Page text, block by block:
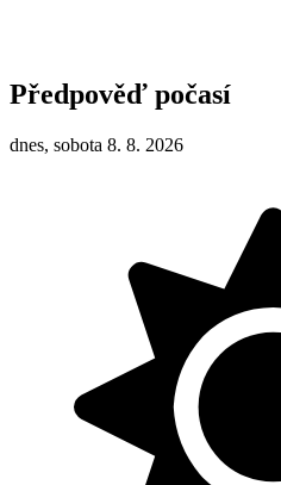
Předpověď počasí
dnes, sobota 8. 8. 2026